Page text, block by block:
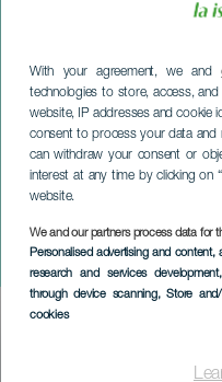
With your agreement, we and
technologies to store, access,
website, IP addresses and cookie
consent to process your data and
can withdraw your consent or
interest at any time by clicking on
website.
We and our partners process data for
Personalised advertising and
research and services development
through device scanning, Store
cookies
Edimundo
concierto
LA PALMA
Imagen